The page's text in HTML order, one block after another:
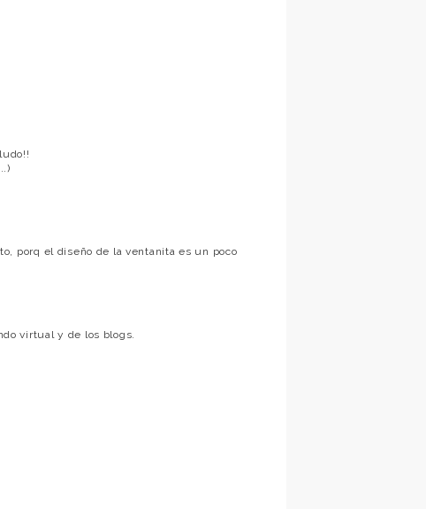
porq el diseño de la ventanita es un poco
virtual y de los blogs.